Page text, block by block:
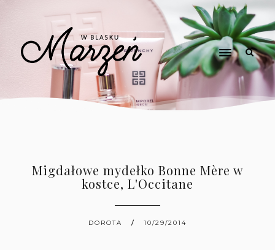
Migdałowe mydełko Bonne Mère w
kostce, L'Occitane
DOROTA 10/29/2014